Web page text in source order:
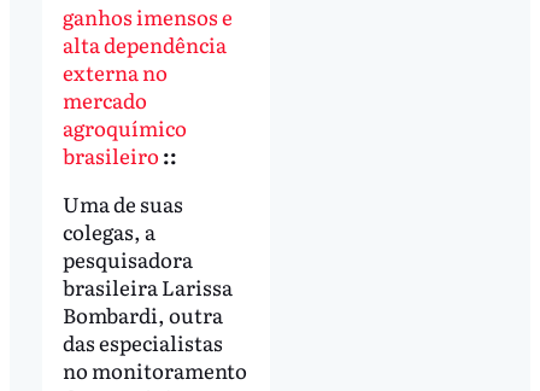
ganhos imensos e
alta dependência
externa no
mercado
agroquímico
brasileiro ::
Uma de suas
colegas, a
pesquisadora
brasileira Larissa
Bombardi, outra
das especialistas
no monitoramento